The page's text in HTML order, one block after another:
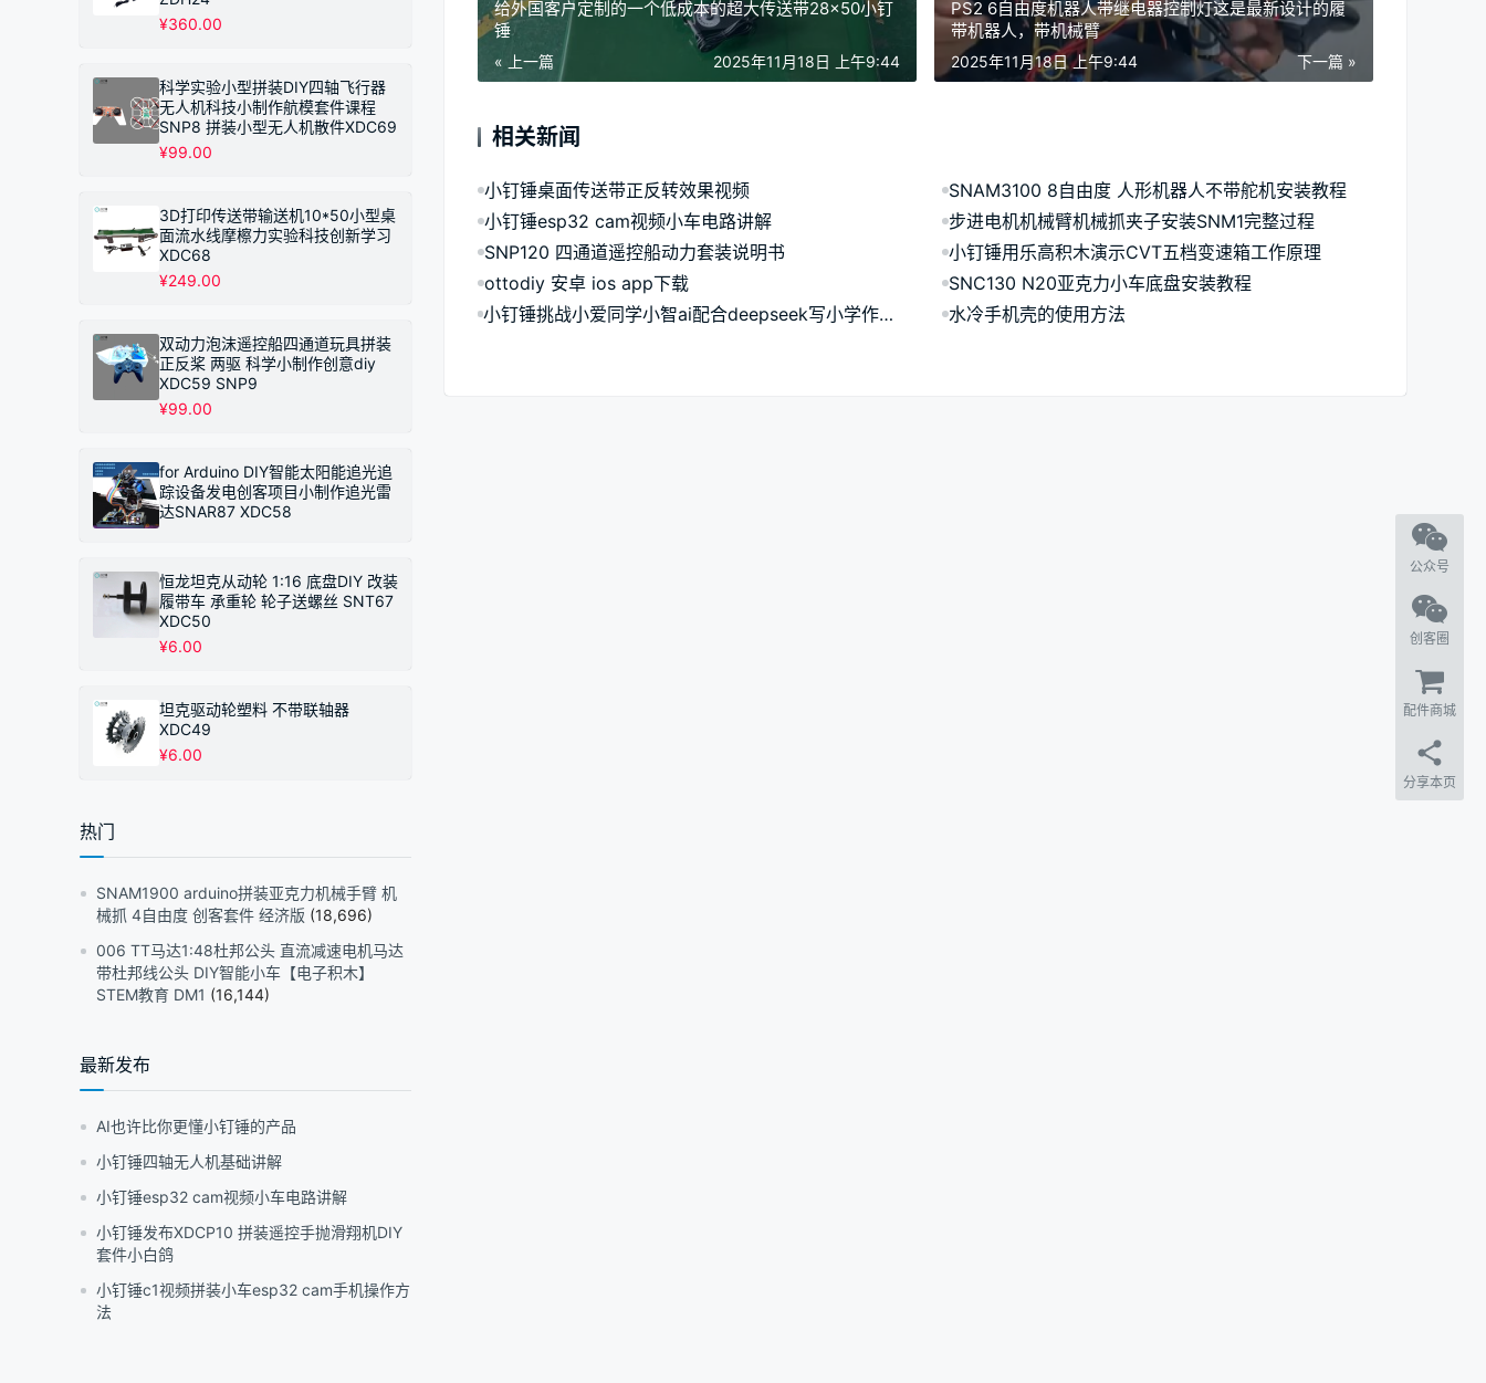
给外国客户定制的一个低成本的超大传送带28×50小钉
锤
« 上一篇 2025年11月18日 上午9:44
PS2 6自由度机器人带继电器控制灯这是最新设计的履
带机器人，带机械臂
下一篇 »
2025年11月18日 上午9:44
相关新闻
小钉锤桌面传送带正反转效果视频
SNAM3100 8自由度 人形机器人不带舵机安装教程
小钉锤esp32 cam视频小车电路讲解
步进电机机械臂机械抓夹子安装SNM1完整过程
SNP120 四通道遥控船动力套装说明书
小钉锤用乐高积木演示CVT五档变速箱工作原理
ottodiy 安卓 ios app下载
SNC130 N20亚克力小车底盘安装教程
小钉锤挑战小爱同学小智ai配合deepseek写小学作文，我的爸爸
水冷手机壳的使用方法
¥360.00
科学实验小型拼装DIY四轴飞行器
无人机科技小制作航模套件课程
SNP8 拼装小型无人机散件XDC69
¥99.00
3D打印传送带输送机10*50小型桌
面流水线摩檫力实验科技创新学习
XDC68
¥249.00
双动力泡沫遥控船四通道玩具拼装
正反桨 两驱 科学小制作创意diy
XDC59 SNP9
¥99.00
for Arduino DIY智能太阳能追光追
踪设备发电创客项目小制作追光雷
达SNAR87 XDC58
恒龙坦克从动轮 1:16 底盘DIY 改装
履带车 承重轮 轮子送螺丝 SNT67
XDC50
¥6.00
坦克驱动轮塑料 不带联轴器
XDC49
¥6.00
热门
SNAM1900 arduino拼装亚克力机械手臂 机
械抓 4自由度 创客套件 经济版 (18,696)
006 TT马达1:48杜邦公头 直流减速电机马达
带杜邦线公头 DIY智能小车【电子积木】
STEM教育 DM1 (16,144)
最新发布
AI也许比你更懂小钉锤的产品
小钉锤四轴无人机基础讲解
小钉锤esp32 cam视频小车电路讲解
小钉锤发布XDCP10 拼装遥控手抛滑翔机DIY
套件小白鸽
小钉锤c1视频拼装小车esp32 cam手机操作方
法
公众号
创客圈
配件商城
分享本页